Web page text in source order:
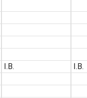
I.B. I.B.